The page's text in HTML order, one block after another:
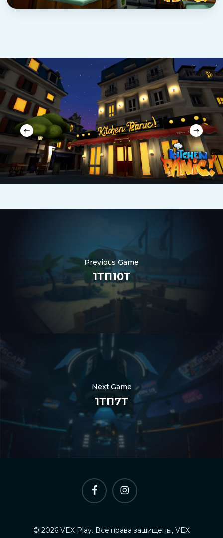
Previous Game
1ТП10Т
Next Game
1ТП7Т
фейсбук инстаграм
© 2026 VEX Play. Все права защищены, VEX
English
日本語
Polski